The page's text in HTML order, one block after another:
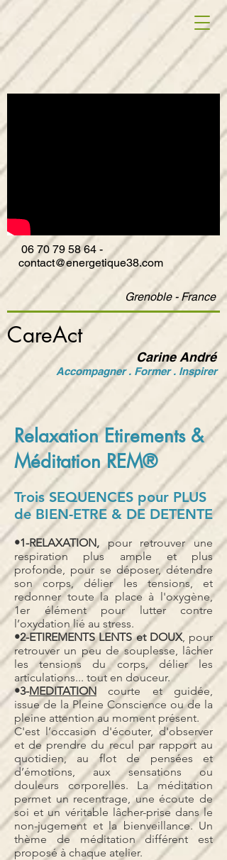
CareAct
Carine André
Accompagner . Former . Inspirer
06 70 79 58 64 -
contact@energetique38.com
Grenoble - France
Relaxation Etirements &
Méditation REM®
Trois SEQUENCES pour PLUS
de BIEN-ETRE & DE DETENTE
•1-RELAXATION, pour retrouver une
respiration plus ample et plus
profonde, pour se déposer, détendre
son corps, délier les tensions, et
redonner toute la place à l'oxygène,
1er élément pour lutter contre
l’oxydation lié au stress.
•2-ETIREMENTS LENTS et DOUX, pour
retrouver un peu de souplesse, lâcher
les tensions du corps, délier les
articulations... tout en douceur.
•3-MEDITATION
courte et guidée,
issue de la Pleine Conscience ou de la
pleine attention au moment présent.
C'est l’occasion d'écouter, d'observer
et de prendre du recul par rapport au
quotidien, au flot de pensées et
d’émotions, aux sensations ou
douleurs corporelles. La méditation
permet un recentrage, une écoute de
soi et un véritable lâcher-prise dans le
non-jugement et la bienveillance. Un
thème de méditation différent est
proposé à chaque atelier.